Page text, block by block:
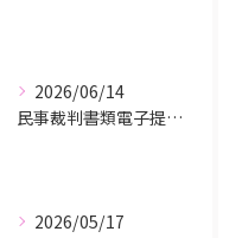
2026/06/14
民事裁判書類電子提出システム
2026/05/17